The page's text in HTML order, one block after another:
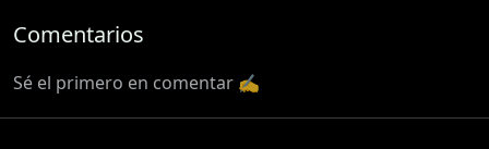
Comentarios
Sé el primero en comentar ✍️